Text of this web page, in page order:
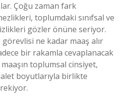
Çoğu zaman fark
toplumdaki sınıfsal ve
gözler önüne seriyor.
ne kadar maaş alır
bir rakamla cevaplanacak
toplumsal cinsiyet,
boyutlarıyla birlikte